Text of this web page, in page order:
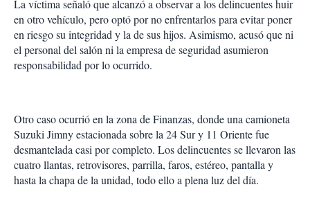
La víctima señaló que alcanzó a observar a los delincuentes huir
en otro vehículo, pero optó por no enfrentarlos para evitar poner
en riesgo su integridad y la de sus hijos. Asimismo, acusó que ni
el personal del salón ni la empresa de seguridad asumieron
responsabilidad por lo ocurrido.
Otro caso ocurrió en la zona de Finanzas, donde una camioneta
Suzuki Jimny estacionada sobre la 24 Sur y 11 Oriente fue
desmantelada casi por completo. Los delincuentes se llevaron las
cuatro llantas, retrovisores, parrilla, faros, estéreo, pantalla y
hasta la chapa de la unidad, todo ello a plena luz del día.